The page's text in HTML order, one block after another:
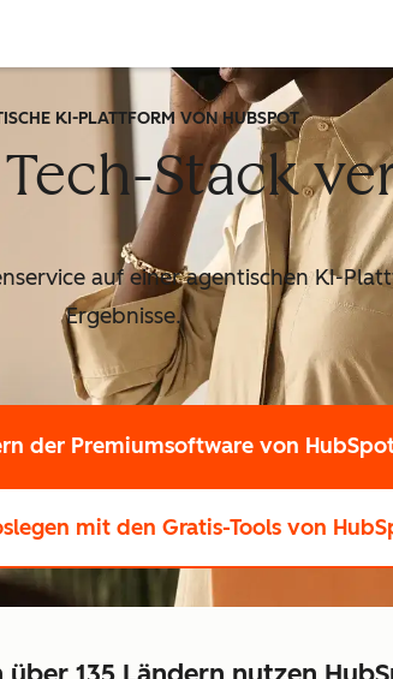
KI-PLATTFORM VON HUBSPOT
Stack
auf einer agentischen KI-
Ergebnisse.
der Premiumsoftware von
mit den Gratis-Tools von